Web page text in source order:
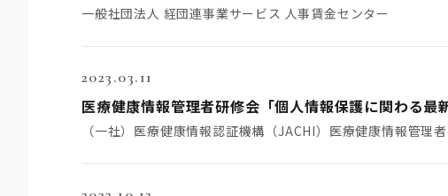
一般社団法人 経団連事業サービス 人事賃金センター
2023.03.11
（一社）医療健康情報認証機構（JACHI）医療健康情報管理